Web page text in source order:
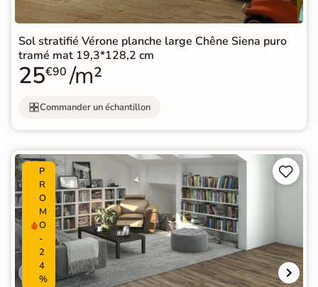
Sol stratifié Vérone planche large Chêne Siena puro
tramé mat 19,3*128,2 cm
25€90 /m²
Commander un échantillon
P
R
O
M
O
-
2
4
%

